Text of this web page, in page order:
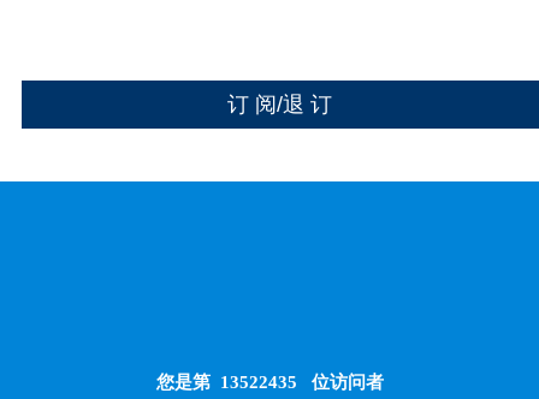
您是第 13522435 位访问者